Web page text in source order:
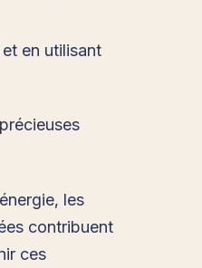
en utilisant
les
contribuent
ces